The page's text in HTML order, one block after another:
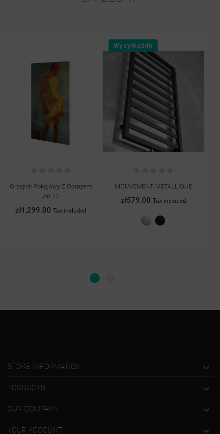
Pokojowy Z Obrazem
Art.13
zł1,299.00Tax included
Wysylka24h
MOUVEMENT MÉTALLIQUE
zł579.00Tax included
Biały
połysk
Czarny
mat
STORE INFORMATION 
PRODUCTS 
OUR COMPANY 
YOUR ACCOUNT 